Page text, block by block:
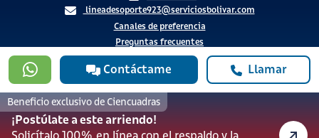
Contáctame Llamar
Beneficio exclusivo de Ciencuadras
¡Postúlate a este arriendo!
Solicítalo 100% en línea con el respaldo y la
lineadesoporte923@serviciosbolivar.com
Canales de preferencia
Preguntas frecuentes
Políticas de Cookies
Términos y Condiciones
Política de Tratamiento de Datos Personales
Vigilado Superintendencia de Industria y Comercio (SIC)